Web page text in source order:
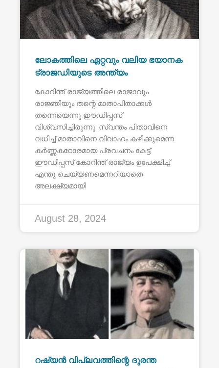
ലോകത്തിലെ ഏറ്റവും വലിയ ഭയാനക
ട്രാജഡിയുടെ അന്ത്യം
കോറിന്ത് രാജ്യത്തിലെ രാജാവും
രാജ്ഞിയും തന്റെ മാതാപിതാക്കൾ
തന്നെയെന്നു ഈഡിപ്പസ്
വിശ്വസിച്ചിരുന്നു. സ്വന്തം പിതാവിനെ
വധിച്ച് മാതാവിനെ വിവാഹം കഴിക്കുമെന്ന
കർണ്ണകഠോരമായ പ്രവചനം കേട്ട്
ഈഡിപ്പസ് കോറിന്ത് രാജ്യം ഉപേക്ഷിച്ച്.
എന്തു ചെയ്യണമെന്നറിയാതെ
അലക്ഷ്യമായി
August 28, 2024
റഷ്യൻ വിപ്ലവത്തിന്റെ ദുരന്ത